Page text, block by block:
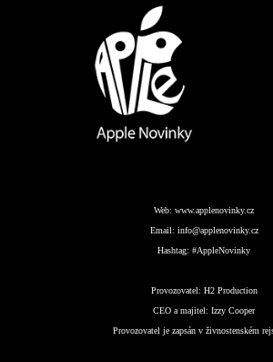
Web: www.applenovinky.cz
Email: info@applenovinky.cz
Hashtag: #AppleNovinky
Provozovatel: H2 Production
CEO a majitel: Izzy Cooper
Provozovatel je zapsán v živnostenském